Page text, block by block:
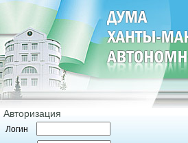
Авторизация
Логин